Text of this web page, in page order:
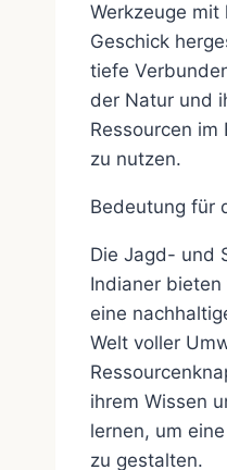
Werkzeuge mit
Geschick
tiefe
der Natur und
Ressourcen
zu nutzen.
Bedeutung für
Die Jagd- und
Indianer
eine
Welt voller
ihrem Wissen
lernen, um
zu gestalten.